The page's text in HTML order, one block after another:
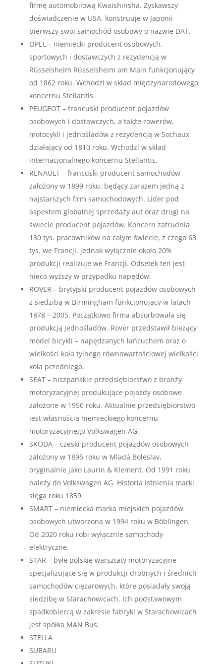
firmę automobilową Kwaishinsha. Zyskawszy
doświadczenie w USA, konstruuje w Japonii
pierwszy swój samochód osobowy o nazwie DAT.
OPEL – niemiecki producent osobowych,
sportowych i dostawczych z rezydencją w
Rüsselsheim Rüsselsheim am Main funkcjonujący
od 1862 roku. Wchodzi w skład międzynarodowego
koncernu Stellantis.
PEUGEOT – francuski producent pojazdów
osobowych i dostawczych, a także rowerów,
motocykli i jednośladów z rezydencją w Sochaux
działający od 1810 roku. Wchodzi w skład
internacjonalnego koncernu Stellantis.
RENAULT – francuski producent samochodów
założony w 1899 roku, będący zarazem jedną z
najstarszych firm samochodowych. Lider pod
aspektem globalnej sprzedaży aut oraz drugi na
świecie producent pojazdów. Koncern zatrudnia
130 tys. pracowników na całym świecie, z czego 63
tys. we Francji, jednak wyłącznie około 20%
produkcji realizuje we Francji. Odsetek ten jest
nieco wyższy w przypadku napędów.
ROVER – brytyjski producent pojazdów osobowych
z siedzibą w Birmingham funkcjonujący w latach
1878 – 2005. Początkowo firma absorbowała się
produkcją jednośladów. Rover przedstawił bieżący
model bicykli – napędzanych łańcuchem oraz o
wielkości koła tylnego równowartościowej wielkości
koła przedniego.
SEAT – hiszpańskie przedsiębiorstwo z branży
motoryzacyjnej produkujące pojazdy osobowe
założone w 1950 roku. Aktualnie przedsiębiorstwo
jest własnością niemieckiego koncernu
motoryzacyjnego Volkswagen AG.
SKODA – czeski producent pojazdów osobowych
założony w 1895 roku w Mladá Boleslav,
oryginalnie jako Laurin & Klement. Od 1991 roku
należy do Volkswagen AG. Historia istnienia marki
sięga roku 1859.
SMART – niemiecka marka miejskich pojazdów
osobowych utworzona w 1994 roku w Böblingen.
Od 2020 roku robi wyłącznie samochody
elektryczne.
STAR – byłe polskie warsztaty motoryzacyjne
specjalizujące się w produkcji drobnych i średnich
samochodów ciężarowych, które posiadały swoją
siedzibę w Starachowicach. Ich podstawowym
spadkobiercą w zakresie fabryki w Starachowicach
jest spółka MAN Bus.
STELLA
SUBARU